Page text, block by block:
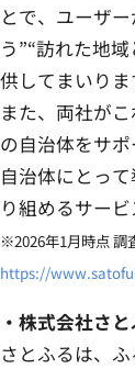
とで、ユーザ
う”“訪れた地
供してまいりま
また、両社が
の自治体をサ
自治体にとっ
り組めるサー
※2026年1月時点 調
https://
・株式会社さ
さとふるは、